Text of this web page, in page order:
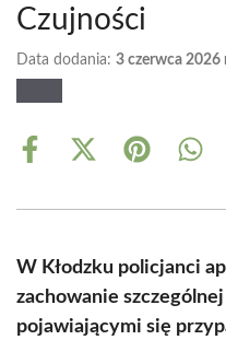
Czujności
Data dodania: 3 czerwca 2026
Share
Share
(Twitter)
Share
W Kłodzku policjanci
zachowanie
pojawiającymi się